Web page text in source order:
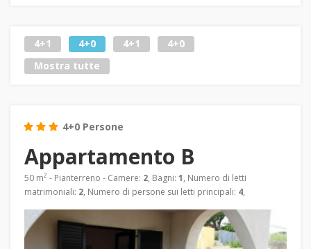
4+1 4+0 4+1
4+0
Mostra tutte
4+0 Persone
Appartamento B
50 m2 - Pianterreno - Camere: 2, Bagni: 1, Numero di letti
matrimoniali: 2, Numero di persone sui letti principali: 4,